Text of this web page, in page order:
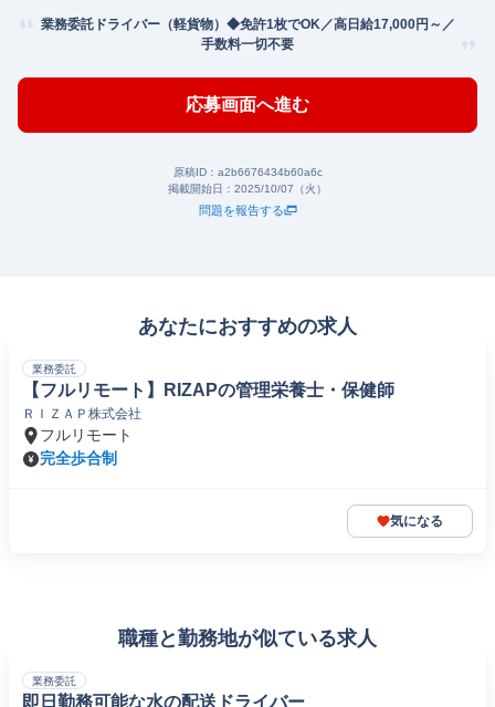
業務委託ドライバー（軽貨物）◆免許1枚でOK／高日給17,000円～／
手数料一切不要
応募画面へ進む
原稿ID： a2b6676434b60a6c
掲載開始日： 2025/10/07（火）
問題を報告する
あなたにおすすめの求人
業務委託
【フルリモート】RIZAPの管理栄養士・保健師
ＲＩＺＡＰ株式会社
フルリモート
完全歩合制
気になる
職種と勤務地が似ている求人
業務委託
即日勤務可能な水の配送ドライバー